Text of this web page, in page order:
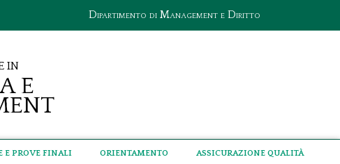
Dipartimento di Management e Diritto
in
e
e Prove Finali Orientamento Assicurazione qualità